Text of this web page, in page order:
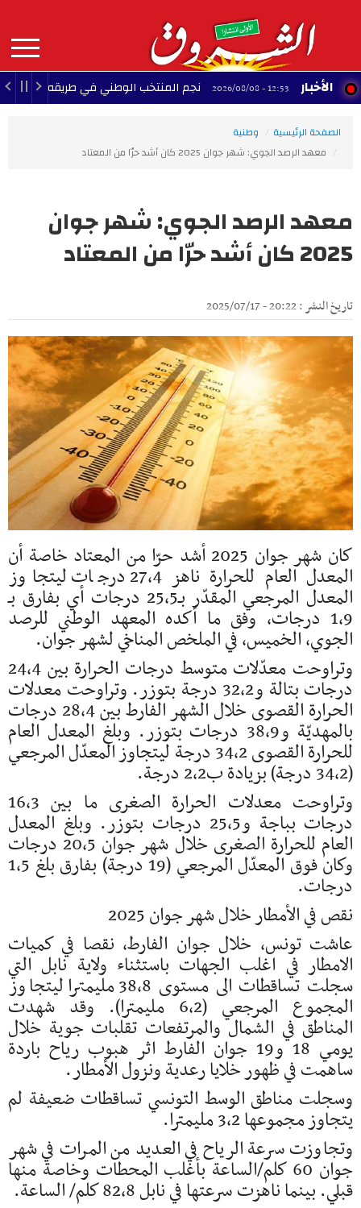
contenu
principal
MAIN
NAVIGATION الأخبار
12:53 - 2026/08/08 نجم المنتخب الوطني في طريقه لخوض تجربة
الصفحة الرئيسية
وطنية
معهد الرصد الجوي: شهر جوان 2025 كان أشد حرّا من المعتاد
معهد الرصد الجوي: شهر جوان
2025 كان أشد حرّا من المعتاد
تاريخ النشر : 20:22 - 2025/07/17
كان شهر جوان 2025 أشد حرّا من المعتاد خاصة أن
المعدل العام للحرارة ناهز 27،4 درجات ليتجاوز
المعدل ​​المرجعي المقدّر بـ25،5 درجات أي بفارق بـ
1،9 درجات، وفق ما أكده المعهد الوطني للرصد
الجوي، الخميس، في الملخص المناخي لشهر جوان.
وتراوحت معدّلات متوسط درجات الحرارة بين 24،4
درجات بتالة و32،2 درجة بتوزر. وتراوحت معدلات
الحرارة القصوى خلال الشهر الفارط بين 28،4 درجات
بالمهديّة و38،9 درجات بتوزر. وبلغ المعدل العام
للحرارة القصوى 34،2 درجة ليتجاوز المعدّل المرجعي
(34،2 درجة) بزيادة ب2،2 درجة.
وتراوحت معدلات الحرارة الصغرى ما بين 16،3
درجات بباجة و25،5 درجات بتوزر. وبلغ المعدل
العام للحرارة الصغرى خلال شهر جوان 20،5 درجات
وكان فوق المعدّل المرجعي (19 درجة) بفارق بلغ 1،5
درجات.
نقص في الأمطار خلال شهر جوان 2025
عاشت تونس، خلال جوان الفارط، نقصا في كميات
الامطار في اغلب الجهات باستثناء ولاية نابل التي
سجلت تساقطات الى مستوى 38،8 مليمترا ليتجاوز
المجموع المرجعي (6،2 مليمترا). وقد شهدت
المناطق في الشمال والمرتفعات تقلبات جوية خلال
يومي 18 و19 جوان الفارط اثر هبوب رياح باردة
ساهمت في ظهور خلايا رعدية ونزول الأمطار.
وسجلت مناطق الوسط التونسي تساقطات ضعيفة لم
يتجاوز مجموعها 3،2 مليمترا.
وتجاوزت سرعة الرياح في العديد من المرات في شهر
جوان 60 كلم/الساعة بأغلب المحطات وخاصة منها
قبلي. بينما ناهزت سرعتها في نابل 82،8 كلم/ الساعة.